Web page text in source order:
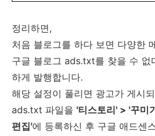
정리하면,
처음 블로그를 하다 보면 다양한
구글 블로그 ads.txt를 찾을 수 없
하게 발행합니다.
해당 설정이 풀리면 광고가 게시
ads.txt 파일을 '티스토리' > '꾸미
편집'에 등록하신 후 구글 애드센